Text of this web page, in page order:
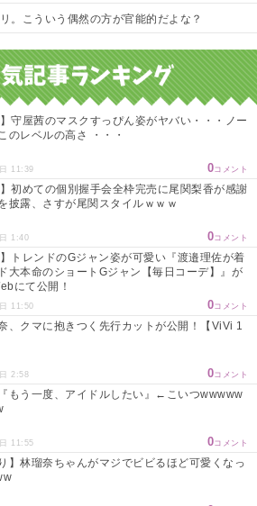
。こういう偶然の方が官能的だよな？
】守屋茜のマスクすっぴん姿がヤバい・・・ノー
のレベルの高さ ・・・
11:39 0コメント
】初めての個別握手会全枠完売に尾関梨香が感謝
披露、さすが尾関スタイルｗｗｗ
1:40 0コメント
】トレンドのGジャン姿が可愛い『渡邉理佐が着
大本命のショートGジャン【毎日コーデ】』が
にて公開！
11:50 0コメント
、クマに抱きつく先行カットが公開！【ViVi 1
2:58 0コメント
もう一度、アイドルしたい』←こいつwwwww
11:55 0コメント
】林瑠奈ちゃんがマジでビビるほど可愛くなっ